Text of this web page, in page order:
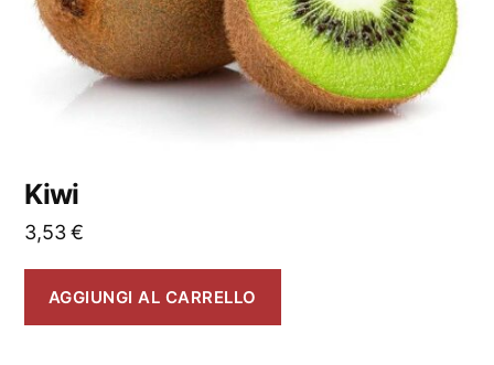
Kiwi
3,53€
AGGIUNGI AL CARRELLO